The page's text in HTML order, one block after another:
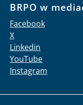
BRPO w
Facebook
X
Linkedin
YouTube
Instagram